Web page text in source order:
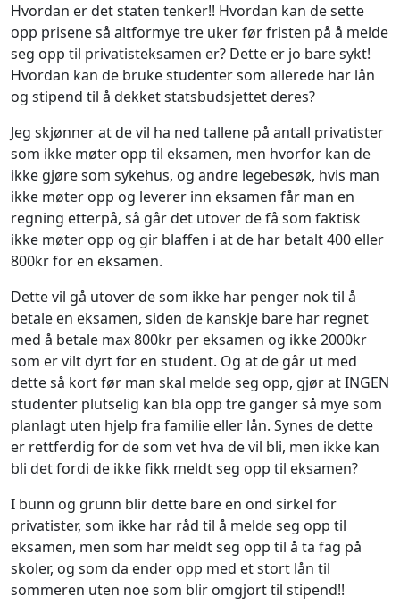
Hvordan er det staten tenker!! Hvordan kan de sette
opp prisene så altformye tre uker før fristen på å melde
seg opp til privatisteksamen er? Dette er jo bare sykt!
Hvordan kan de bruke studenter som allerede har lån
og stipend til å dekket statsbudsjettet deres?
Jeg skjønner at de vil ha ned tallene på antall privatister
som ikke møter opp til eksamen, men hvorfor kan de
ikke gjøre som sykehus, og andre legebesøk, hvis man
ikke møter opp og leverer inn eksamen får man en
regning etterpå, så går det utover de få som faktisk
ikke møter opp og gir blaffen i at de har betalt 400 eller
800kr for en eksamen.
Dette vil gå utover de som ikke har penger nok til å
betale en eksamen, siden de kanskje bare har regnet
med å betale max 800kr per eksamen og ikke 2000kr
som er vilt dyrt for en student. Og at de går ut med
dette så kort før man skal melde seg opp, gjør at INGEN
studenter plutselig kan bla opp tre ganger så mye som
planlagt uten hjelp fra familie eller lån. Synes de dette
er rettferdig for de som vet hva de vil bli, men ikke kan
bli det fordi de ikke fikk meldt seg opp til eksamen?
I bunn og grunn blir dette bare en ond sirkel for
privatister, som ikke har råd til å melde seg opp til
eksamen, men som har meldt seg opp til å ta fag på
skoler, og som da ender opp med et stort lån til
sommeren uten noe som blir omgjort til stipend!!